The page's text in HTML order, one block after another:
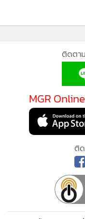
ติดตา
MGR
ติ